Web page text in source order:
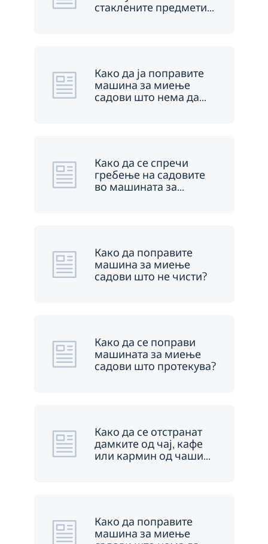
стаклените предмети…
Како да ја поправите
машина за миење
садови што нема да…
Како да се спречи
гребење на садовите
во машината за…
Како да поправите
машина за миење
садови што не чисти?
Како да се поправи
машината за миење
садови што протекува?
Како да се отстранат
дамките од чај, кафе
или кармин од чаши…
Како да поправите
машина за миење